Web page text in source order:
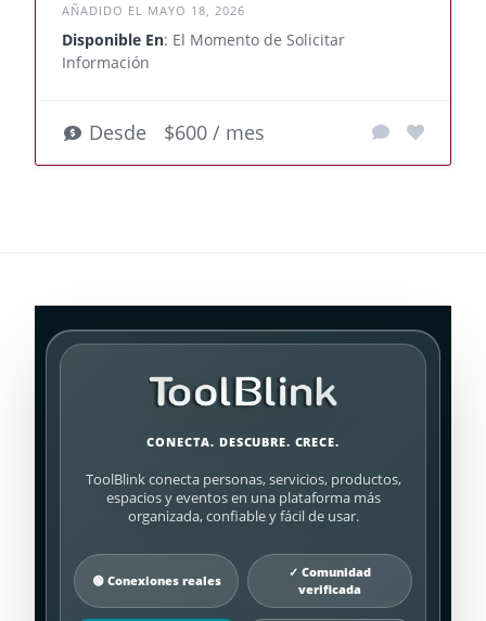
AÑADIDO EL MAYO 18, 2026
Disponible En: El Momento de Solicitar
Información
Desde $600 / mes
CONECTA. DESCUBRE. CRECE.
ToolBlink conecta personas, servicios, productos,
espacios y eventos en una plataforma más
organizada, confiable y fácil de usar.
🟢 Conexiones reales
✓ Comunidad
verificada